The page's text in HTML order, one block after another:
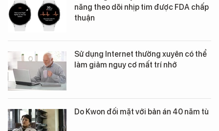
năng theo dõi nhịp tim được FDA chấp
thuận
Sử dụng Internet thường xuyên có thể
làm giảm nguy cơ mất trí nhớ
Do Kwon đối mặt với bản án 40 năm tù